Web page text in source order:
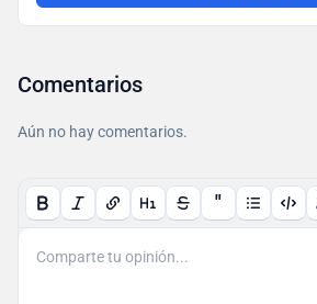
Comentarios
Aún no hay comentarios.
"